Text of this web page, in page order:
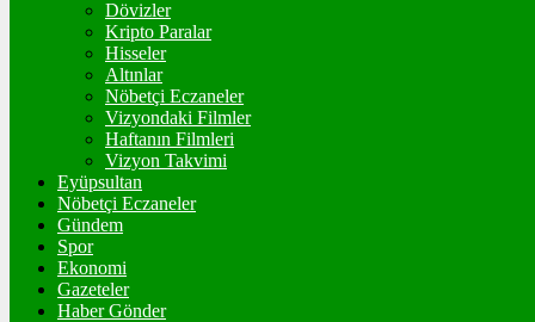
Dövizler
Kripto Paralar
Hisseler
Altınlar
Nöbetçi Eczaneler
Vizyondaki Filmler
Haftanın Filmleri
Vizyon Takvimi
Eyüpsultan
Nöbetçi Eczaneler
Gündem
Spor
Ekonomi
Gazeteler
Haber Gönder